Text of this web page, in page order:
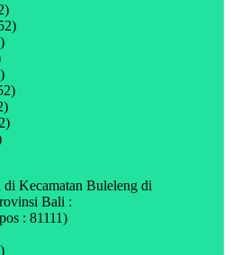
Kecamatan Buleleng di
Bali :
: 81111)